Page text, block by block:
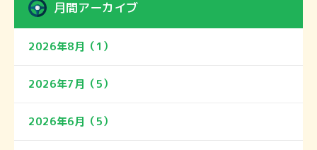
月間アーカイブ
2026年8月（1）
2026年7月（5）
2026年6月（5）